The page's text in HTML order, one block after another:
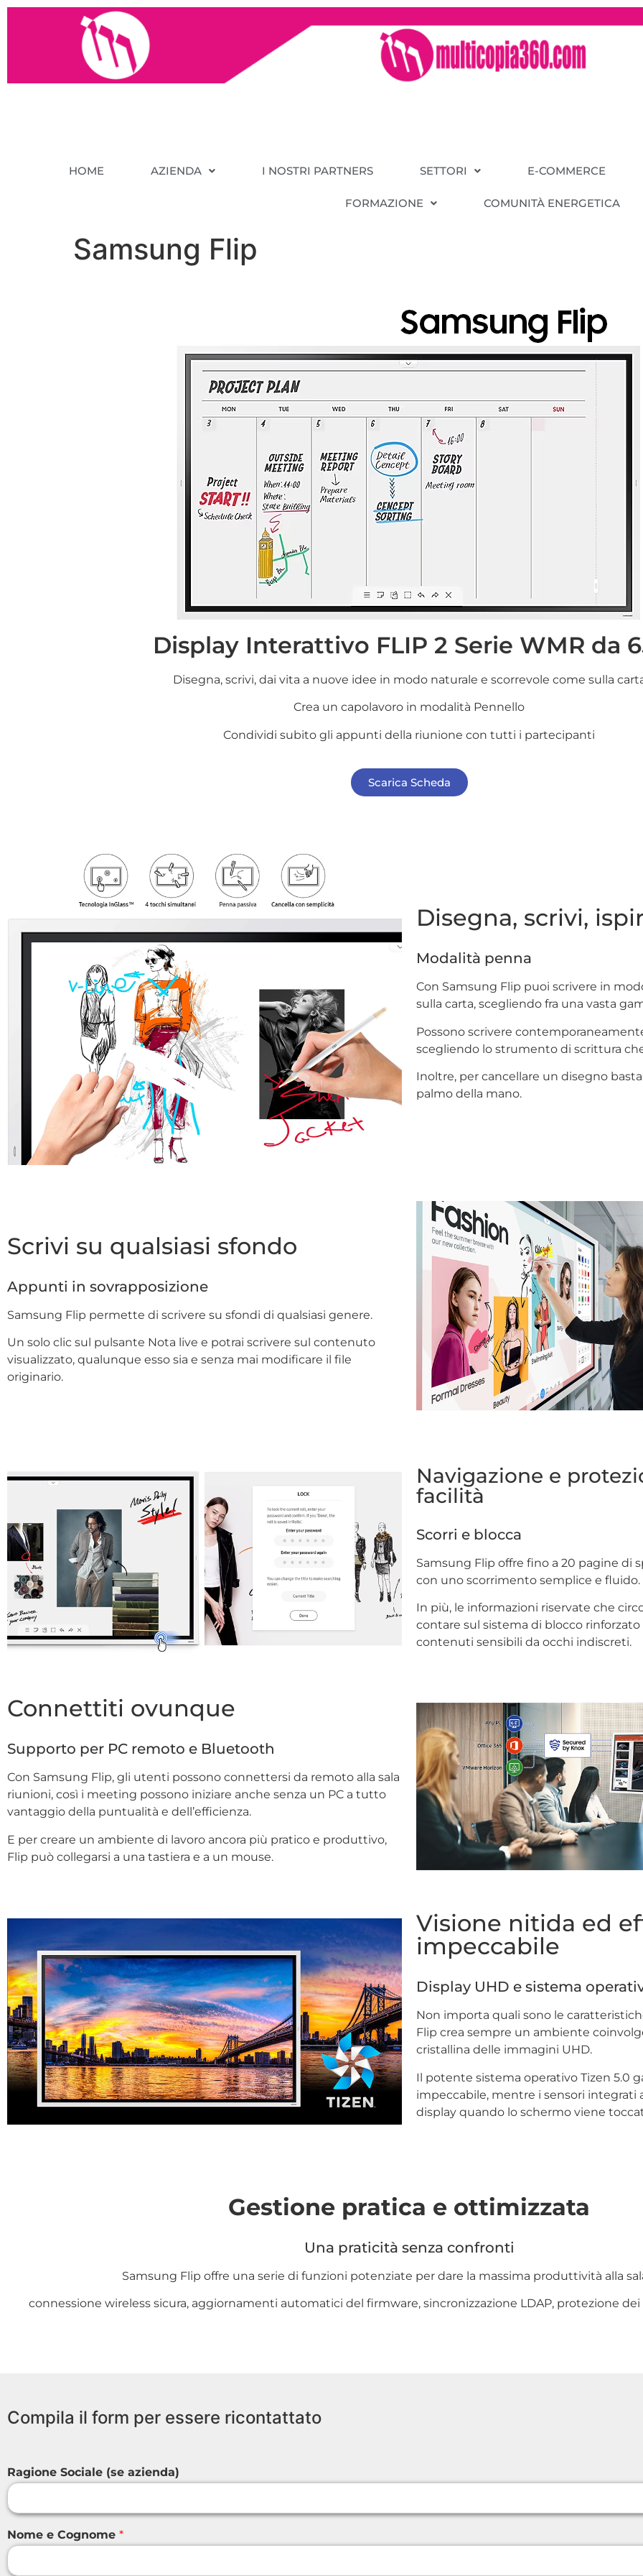
HOME AZIENDA I NOSTRI PARTNERS SETTORI E-COMMERCE
FORMAZIONE COMUNITÀ ENERGETICA
Samsung Flip
Display Interattivo FLIP 2 Serie WMR da
Disegna, scrivi, dai vita a nuove idee in modo naturale e scorrevole come sulla
Crea un capolavoro in modalità Pennello
Condividi subito gli appunti della riunione con tutti i partecipanti
Scarica Scheda
Disegna, scrivi,
Modalità penna
Con Samsung Flip puoi scrivere in
sulla carta, scegliendo fra una vasta
Possono scrivere
scegliendo lo strumento di scrittura
Inoltre, per cancellare un disegno
palmo della mano.
Scrivi su qualsiasi sfondo
Appunti in sovrapposizione
Samsung Flip permette di scrivere su sfondi di qualsiasi genere.
Un solo clic sul pulsante Nota live e potrai scrivere sul contenuto
visualizzato, qualunque esso sia e senza mai modificare il file
originario.
Navigazione e
facilità
Scorri e blocca
Samsung Flip offre fino a 20 pagine di
con uno scorrimento semplice e fluido.
In più, le informazioni riservate che
contare sul sistema di blocco
contenuti sensibili da occhi indiscreti.
Connettiti ovunque
Supporto per PC remoto e Bluetooth
Con Samsung Flip, gli utenti possono connettersi da remoto alla sala
riunioni, così i meeting possono iniziare anche senza un PC a tutto
vantaggio della puntualità e dell’efficienza.
E per creare un ambiente di lavoro ancora più pratico e produttivo,
Flip può collegarsi a una tastiera e a un mouse.
Visione nitida ed
impeccabile
Display UHD e sistema
Non importa quali sono le
Flip crea sempre un ambiente
cristallina delle immagini UHD.
Il potente sistema operativo Tizen 5.0
impeccabile, mentre i sensori
display quando lo schermo viene
Gestione pratica e ottimizzata
Una praticità senza confronti
Samsung Flip offre una serie di funzioni potenziate per dare la massima produttività alla
connessione wireless sicura, aggiornamenti automatici del firmware, sincronizzazione LDAP, protezione
Compila il form per essere ricontattato
Ragione Sociale (se azienda)
Nome e Cognome *